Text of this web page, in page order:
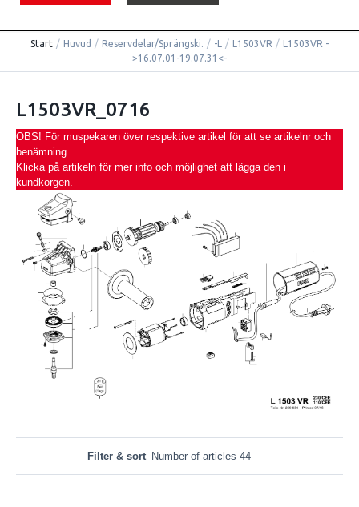
Start / Huvud / Reservdelar/Sprängski. / -L / L1503VR / L1503VR -
>16.07.01-19.07.31<-
L1503VR_0716
OBS! För muspekaren över respektive artikel för att se artikelnr och
benämning.
Klicka på artikeln för mer info och möjlighet att lägga den i
kundkorgen.
Filter & sort Number of articles 44